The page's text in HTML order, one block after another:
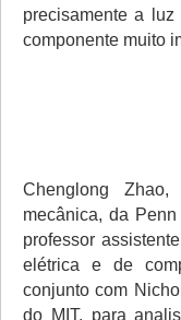
precisamente a
componente muito
Chenglong
mecânica, da
professor
elétrica e de
conjunto com
do MIT, para